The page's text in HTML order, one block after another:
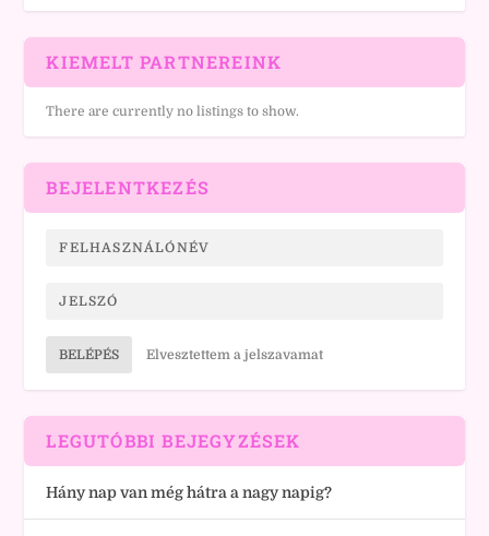
KIEMELT PARTNEREINK
There are currently no listings to show.
BEJELENTKEZÉS
BELÉPÉS Elvesztettem a jelszavamat
LEGUTÓBBI BEJEGYZÉSEK
Hány nap van még hátra a nagy napig?